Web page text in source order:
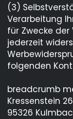
(3)
Verarbeitung
für Zwecke
jederzeit
folgenden
breadcrumb
Kressenstein 26
95326